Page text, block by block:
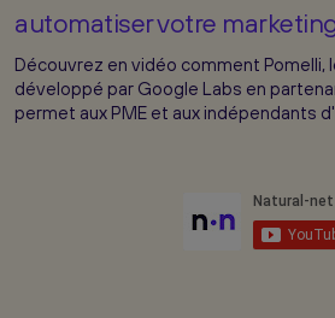
automatiser votre
Découvrez en vidéo comment Pomelli,
développé par Google Labs en
permet aux PME et aux indépendants